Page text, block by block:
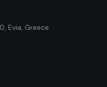
Evia, Greece